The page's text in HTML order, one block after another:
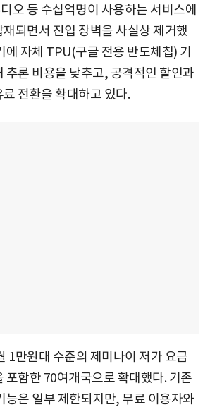
오 등 수십억명이 사용하는 서비스에
되면서 진입 장벽을 사실상 제거했
에 자체 TPU(구글 전용 반도체칩) 기
추론 비용을 낮추고, 공격적인 할인과
전환을 확대하고 있다.
1만원대 수준의 제미나이 저가 요금
포함한 70여개국으로 확대했다. 기존
능은 일부 제한되지만, 무료 이용자와